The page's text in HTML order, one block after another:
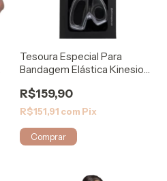
Tesoura Especial Para
Bandagem Elástica Kinesio
R$159,90
R$151,91 com Pix